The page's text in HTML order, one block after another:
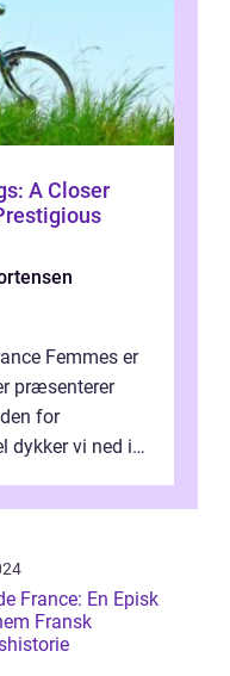
A Closer
Femmes er
præsenterer
for
dykker vi ned i
France: En Episk
Fransk